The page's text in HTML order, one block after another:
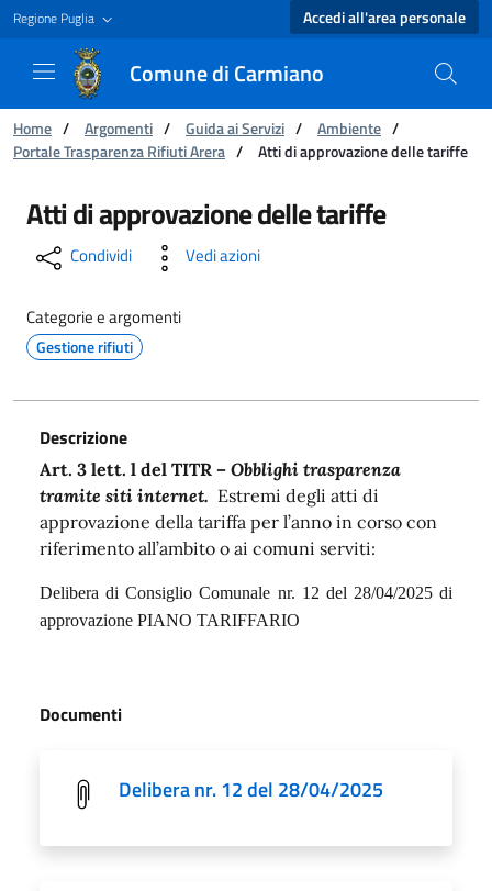
Regione Puglia Accedi all'area personale
Comune di Carmiano
Ti trovi in:
Home / Argomenti / Guida ai Servizi / Ambiente /
Portale Trasparenza Rifiuti Arera / Atti di approvazione delle tariffe
Atti di approvazione delle tariffe - Comune di
Atti di approvazione delle tariffe
Condividi Vedi azioni
Categorie e argomenti
Gestione rifiuti
Descrizione
Art. 3 lett. l del TITR – Obblighi trasparenza
tramite siti internet. Estremi degli atti di
approvazione della tariffa per l’anno in corso con
riferimento all’ambito o ai comuni serviti:
Delibera di Consiglio Comunale nr. 12 del 28/04/2025 di
approvazione PIANO TARIFFARIO
Documenti
Delibera nr. 12 del 28/04/2025